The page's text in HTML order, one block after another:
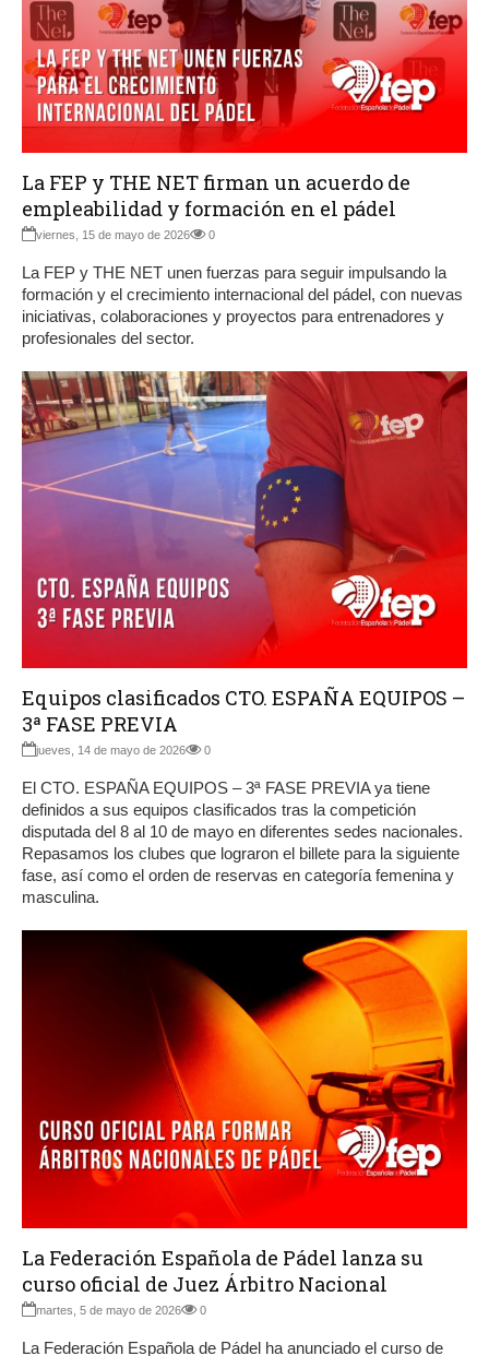
La FEP y THE NET firman un acuerdo de
empleabilidad y formación en el pádel
viernes, 15 de mayo de 2026 0
La FEP y THE NET unen fuerzas para seguir impulsando la
formación y el crecimiento internacional del pádel, con nuevas
iniciativas, colaboraciones y proyectos para entrenadores y
profesionales del sector.
Equipos clasificados CTO. ESPAÑA EQUIPOS –
3ª FASE PREVIA
jueves, 14 de mayo de 2026 0
El CTO. ESPAÑA EQUIPOS – 3ª FASE PREVIA ya tiene
definidos a sus equipos clasificados tras la competición
disputada del 8 al 10 de mayo en diferentes sedes nacionales.
Repasamos los clubes que lograron el billete para la siguiente
fase, así como el orden de reservas en categoría femenina y
masculina.
La Federación Española de Pádel lanza su
curso oficial de Juez Árbitro Nacional
martes, 5 de mayo de 2026 0
La Federación Española de Pádel ha anunciado el curso de